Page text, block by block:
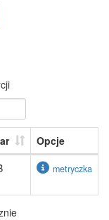
Opcje
metryczka